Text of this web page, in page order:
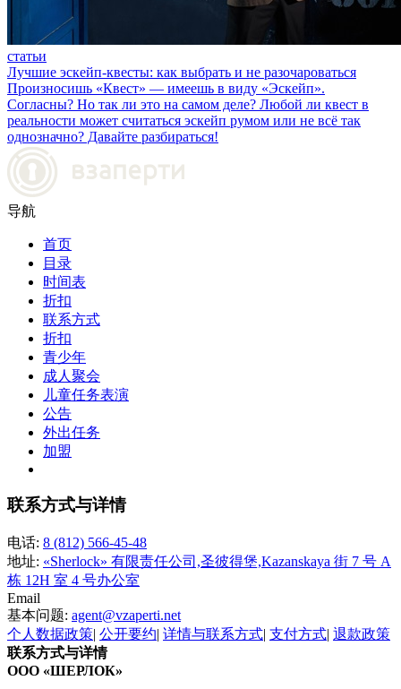
статьи
Лучшие эскейп-квесты: как выбрать и не разочароваться
Произносишь «Квест» — имеешь в виду «Эскейп».
Согласны? Но так ли это на самом деле? Любой ли квест в
реальности может считаться эскейп румом или не всё так
однозначно? Давайте разбираться!
导航
首页
目录
时间表
折扣
联系方式
折扣
青少年
成人聚会
儿童任务表演
公告
外出任务
加盟
联系方式与详情
电话: 8 (812) 566-45-48
地址: «Sherlock» 有限责任公司,圣彼得堡,Kazanskaya 街 7 号 A
栋 12H 室 4 号办公室
Email
基本问题: agent@vzaperti.net
个人数据政策| 公开要约| 详情与联系方式| 支付方式| 退款政策
联系方式与详情
ООО «ШЕРЛОК»